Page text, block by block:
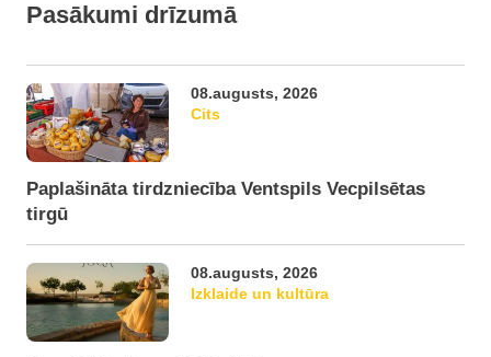
Pasākumi drīzumā
08.augusts, 2026
Cits
Paplašināta tirdzniecība Ventspils Vecpilsētas
tirgū
08.augusts, 2026
Izklaide un kultūra